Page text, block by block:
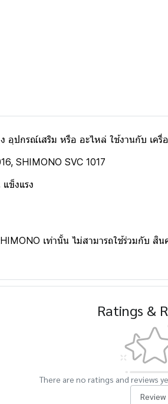
อุปกรณ์เสริม หรือ อะไหล่ ใช้งานกับ เค
SHIMONO SVC 1017
ข็งแรง
เท่านั้น ไม่สามารถใช้ร่วมกับ สิน
Ratings &
There are no ratings and reviews
Review